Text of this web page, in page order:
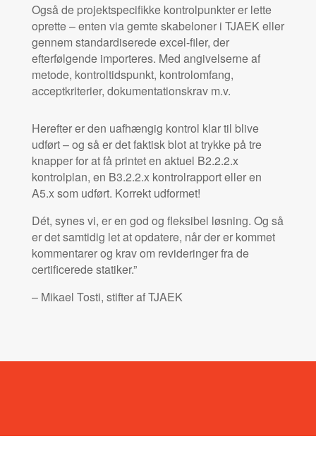
Også de projektspecifikke kontrolpunkter er lette
oprette – enten via gemte skabeloner i TJAEK eller
gennem standardiserede excel-filer, der
efterfølgende importeres. Med angivelserne af
metode, kontroltidspunkt, kontrolomfang,
acceptkriterier, dokumentationskrav m.v.
Herefter er den uafhængig kontrol klar til blive
udført – og så er det faktisk blot at trykke på tre
knapper for at få printet en aktuel B2.2.2.x
kontrolplan, en B3.2.2.x kontrolrapport eller en
A5.x som udført. Korrekt udformet!
Dét, synes vi, er en god og fleksibel løsning. Og så
er det samtidig let at opdatere, når der er kommet
kommentarer og krav om revideringer fra de
certificerede statiker.”
– Mikael Tosti, stifter af TJAEK